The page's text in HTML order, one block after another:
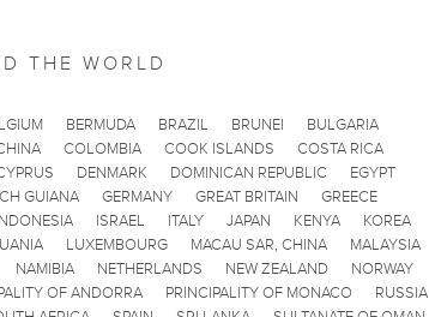
THE WORLD
BERMUDA BRAZIL BRUNEI
BULGARIA
COLOMBIA COOK ISLANDS
COSTA RICA
DENMARK DOMINICAN REPUBLIC
EGYPT
GUIANA GERMANY GREAT BRITAIN
GREECE
ISRAEL ITALY JAPAN KENYA
KOREA
LUXEMBOURG MACAU SAR, CHINA
MALAYSIA
NAMIBIA NETHERLANDS NEW ZEALAND
NORWAY
OF ANDORRA PRINCIPALITY OF MONACO
RUSSIA